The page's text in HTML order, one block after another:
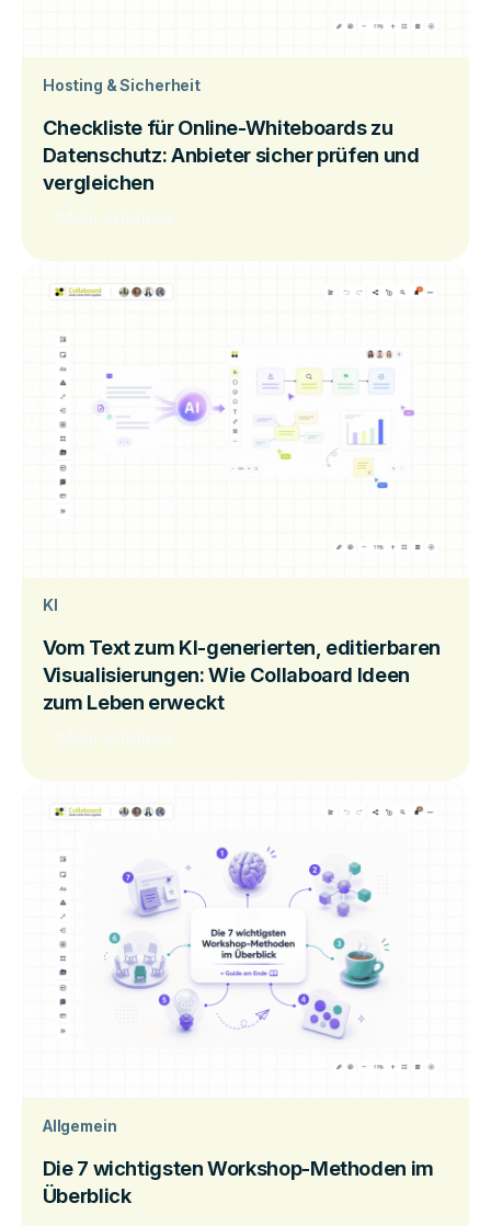
Hosting & Sicherheit
Checkliste für Online-Whiteboards zu
Datenschutz: Anbieter sicher prüfen und
vergleichen
KI
Vom Text zum KI-generierten, editierbaren
Visualisierungen: Wie Collaboard Ideen
zum Leben erweckt
Allgemein
Die 7 wichtigsten Workshop-Methoden im
Überblick